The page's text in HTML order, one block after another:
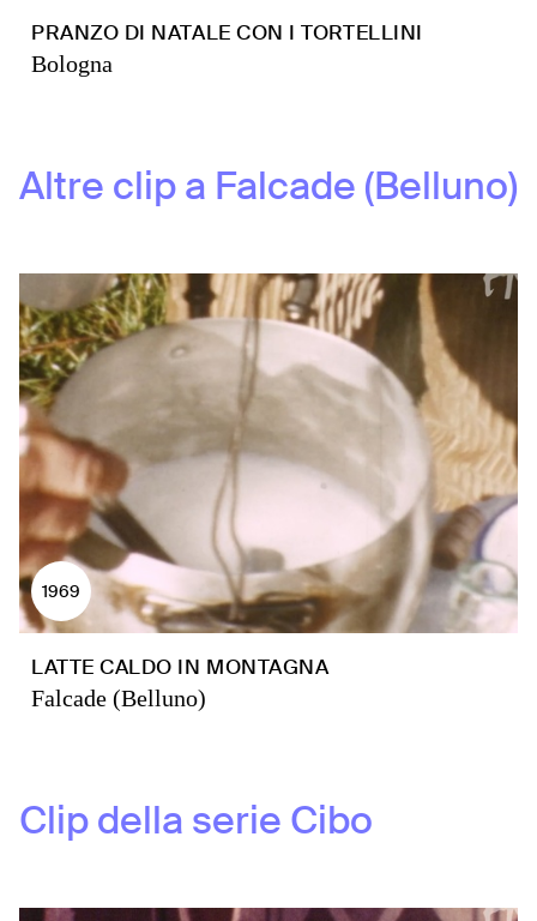
PRANZO DI NATALE CON I TORTELLINI
Bologna
Altre clip a Falcade (Belluno)
1969
LATTE CALDO IN MONTAGNA
Falcade (Belluno)
Clip della serie Cibo